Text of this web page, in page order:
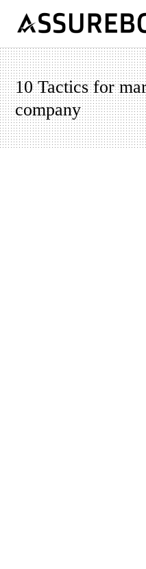
10 Tactics for
company